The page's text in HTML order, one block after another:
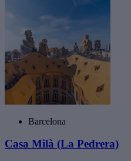
Barcelona
Casa Milà (La Pedrera)